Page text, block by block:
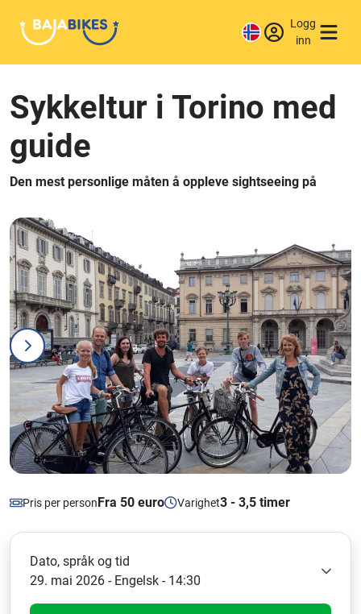
Logg
inn
Sykkeltur i Torino med
guide
Den mest personlige måten å oppleve sightseeing på
Pris per personFra 50 euro Varighet3 - 3,5 timer
Dato, språk og tid
29. mai 2026 - Engelsk - 14:30